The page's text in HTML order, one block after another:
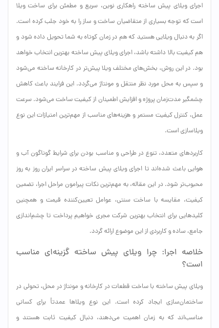
اجرای ویلای پیش ساخته راهکاری نوین، سریع و مطمئن برای ساخت ویلا
است که توجه بسیاری از متقاضیان ساخت و ساز را به خود جلب کرده است.
اگر به دنبال ویلایی هستید که هم در زمان کوتاه به شما تحویل داده شود و
هم کیفیت بالا داشته باشد، اجرای ویلای پیش ساخته بهترین انتخاب خواهد
بود. در این روش، بخش‌های مختلف ویلا پیش‌تر در کارخانه ساخته می‌شود
و سپس به محل مورد نظر منتقل و مونتاژ می‌گردد. این فرایند باعث کاهش
چشمگیر مدت‌زمان پروژه و افزایش اطمینان از کیفیت ساخت می‌شود. سرعت
عمل، کنترل کیفیت مستمر و هزینه‌های مناسب از مهم‌ترین امتیازات این نوع
ویلاسازی است.
کاربردهای متعدد، تنوع در طراحی و مناسب بودن برای شرایط گوناگون آب و
هوایی باعث شده‌اند تا اجرای ویلای پیش ساخته در سراسر ایران روز به روز
محبوب‌تر شود. در این مقاله، به مهم‌ترین نکات پیرامون مراحل اجرا، تضمین
کیفیت، مقایسه با ساخت سنتی، عوامل تعیین‌کننده قیمت و همچنین
کلیدهایی برای انتخاب بهترین شرکت مجری خواهیم پرداخت تا چشم‌اندازی
جامع، ساده و کاربردی از این موضوع ارائه گردد.
خلاصه اجرا: چرا ویلای پیش ساخته گزینه‌ای مناسب
است؟
ویلای پیش ساخته با ساخت قطعات در کارخانه و مونتاژ در محل، تحولی در
ساختمان‌سازی ایجاد کرده است. این نوع ویلاها عمدتاً برای کسانی
مناسب‌اند که به زمان اهمیت می‌دهند، دنبال کیفیت ثابت هستند و